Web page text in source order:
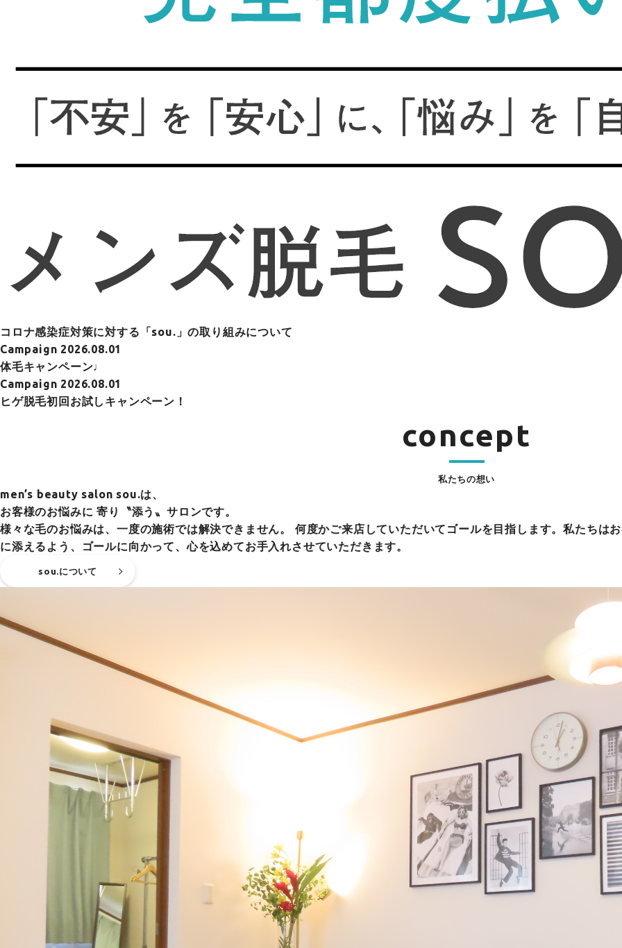
コロナ感染症対策に対する「sou.」の取り組みについて
Campaign 2026.08.01
体毛キャンペーン♩
Campaign 2026.08.01
ヒゲ脱毛初回お試しキャンペーン！
concept
私たちの想い
men’s beauty salon sou.は、
お客様のお悩みに 寄り〝添う〟サロンです。
様々な毛のお悩みは、一度の施術では解決できません。 何度かご来店していただいてゴールを目指します。私たちは
に添えるよう、ゴールに向かって、心を込めてお手入れさせていただきます。
sou.について